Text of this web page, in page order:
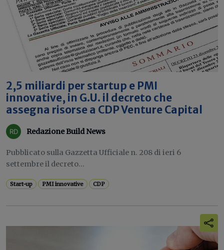
2,5 miliardi per startup e PMI
innovative, in G.U. il decreto che
assegna risorse a CDP Venture Capital
Redazione Build News
Pubblicato sulla Gazzetta Ufficiale n. 208 di ieri 6
settembre il decreto...
Start-up PMI innovative CDP